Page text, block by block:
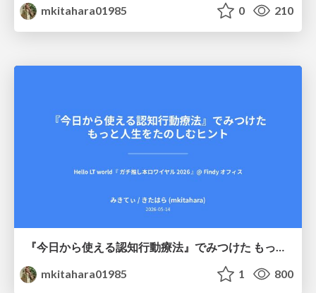
mkitahara01985
0 210
mkitahara01985
1 800